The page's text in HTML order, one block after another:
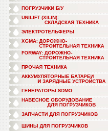
ПОГРУЗЧИКИ Б/У
UNILIFT (XILIN):
СКЛАДСКАЯ ТЕХНИКА
ЭЛЕКТРОТЕЛЬФЕРЫ
XGMA: ДОРОЖНО-
СТРОИТЕЛЬНАЯ ТЕХНИКА
FORWAY: ДОРОЖНО-
СТРОИТЕЛЬНАЯ ТЕХНИКА
ПРОЧАЯ ТЕХНИКА
АККУМУЛЯТОРНЫЕ БАТАРЕИ
И ЗАРЯДНЫЕ УСТРОЙСТВА
ГЕНЕРАТОРЫ SDMO
НАВЕСНОЕ ОБОРУДОВАНИЕ
ДЛЯ ПОГРУЗЧИКОВ
ЗАПЧАСТИ ДЛЯ ПОГРУЗЧИКОВ
ШИНЫ ДЛЯ ПОГРУЗЧИКОВ